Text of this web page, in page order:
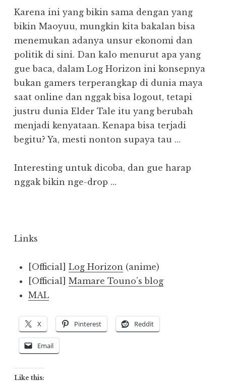
Karena ini yang bikin sama dengan yang
bikin Maoyuu, mungkin kita bakalan bisa
menemukan adanya unsur ekonomi dan
politik di sini. Dan kalo menurut apa yang
gue baca, dalam Log Horizon ini konsepnya
bukan gamers terperangkap di dunia maya
saat online dan nggak bisa logout, tetapi
justru dunia Elder Tale itu yang berubah
menjadi kenyataan. Kenapa bisa terjadi
begitu? Ya, mesti nonton supaya tau …
Interesting untuk dicoba, dan gue harap
nggak bikin nge-drop …
Links
[Official] Log Horizon (anime)
[Official] Mamare Touno’s blog
MAL
X Pinterest Reddit
Email
Like this: